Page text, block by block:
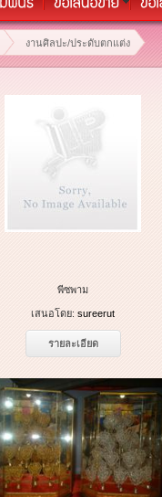
งานศิลปะ/ประดับตกแต่ง
พีซพาม
เสนอโดย: sureerut
รายละเอียด